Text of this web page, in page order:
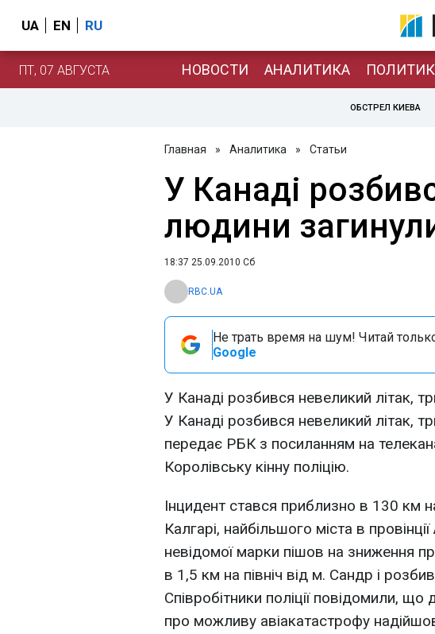
UA EN RU
ПТ, 07 АВГУСТА НОВОСТИ АНАЛИТИКА
ОБСТРЕЛ КИЕВА
Главная » Аналитика » Статьи
У Канаді
людини
18:37 25.09.2010 Сб
RBC.UA
Не трать время на шум! Читай
Google
У Канаді розбився невеликий літак,
У Канаді розбився невеликий літак,
передає РБК з посиланням на
Королівську кінну поліцію.
Інцидент стався приблизно в 130 км
Калгарі, найбільшого міста в
невідомої марки пішов на зниження
в 1,5 км на північ від м. Сандр і
Співробітники поліції повідомили,
про можливу авіакатастрофу